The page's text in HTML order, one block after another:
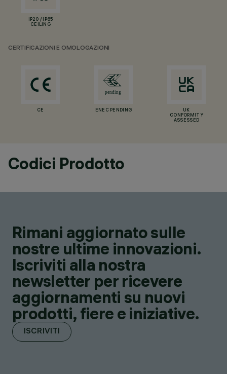
IP20 / IP65
CEILING
CERTIFICAZIONI E OMOLOGAZIONI
CE ENEC PENDING
UK
CONFORMITY
ASSESSED
Codici Prodotto
Rimani aggiornato sulle
nostre ultime innovazioni.
Iscriviti alla nostra
newsletter per ricevere
aggiornamenti su nuovi
prodotti, fiere e iniziative.
ISCRIVITI